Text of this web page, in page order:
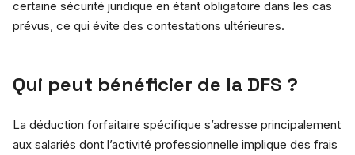
certaine sécurité juridique en étant obligatoire dans les cas
prévus, ce qui évite des contestations ultérieures.
Qui peut bénéficier de la DFS ?
La déduction forfaitaire spécifique s’adresse principalement
aux salariés dont l’activité professionnelle implique des frais